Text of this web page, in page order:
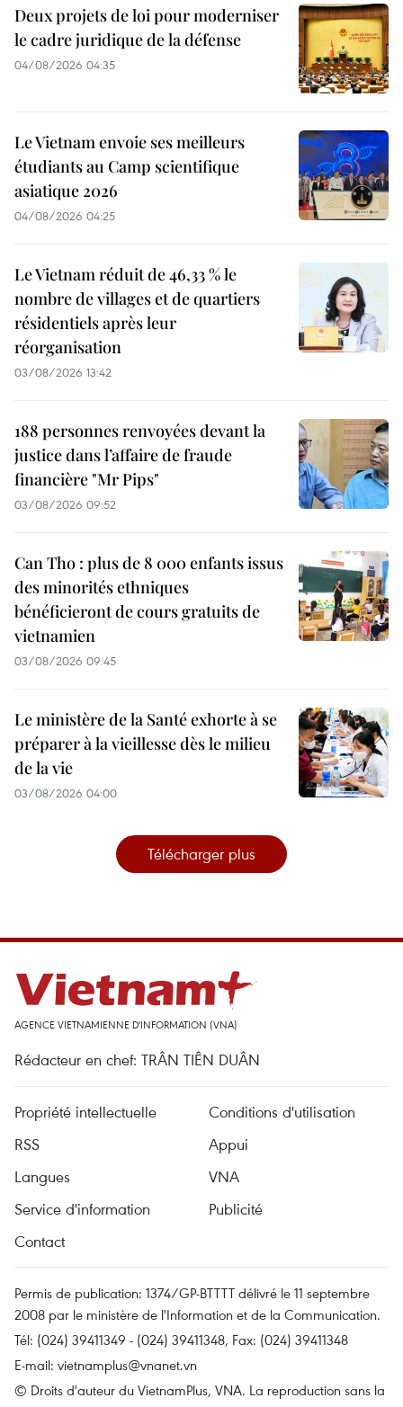
Deux projets de loi pour moderniser
le cadre juridique de la défense
04/08/2026 04:35
Le Vietnam envoie ses meilleurs
étudiants au Camp scientifique
asiatique 2026
04/08/2026 04:25
Le Vietnam réduit de 46,33 % le
nombre de villages et de quartiers
résidentiels après leur
réorganisation
03/08/2026 13:42
188 personnes renvoyées devant la
justice dans l’affaire de fraude
financière "Mr Pips"
03/08/2026 09:52
Can Tho : plus de 8 000 enfants issus
des minorités ethniques
bénéficieront de cours gratuits de
vietnamien
03/08/2026 09:45
Le ministère de la Santé exhorte à se
préparer à la vieillesse dès le milieu
de la vie
03/08/2026 04:00
Télécharger plus
AGENCE VIETNAMIENNE D'INFORMATION (VNA)
Rédacteur en chef: TRÂN TIÊN DUÂN
Propriété intellectuelle
Conditions d'utilisation
RSS
Appui
Langues
VNA
Service d'information
Publicité
Contact
Permis de publication: 1374/GP-BTTTT délivré le 11 septembre
2008 par le ministère de l'Information et de la Communication.
Tél: (024) 39411349 - (024) 39411348, Fax: (024) 39411348
E-mail: vietnamplus@vnanet.vn
© Droits d'auteur du VietnamPlus, VNA. La reproduction sans la